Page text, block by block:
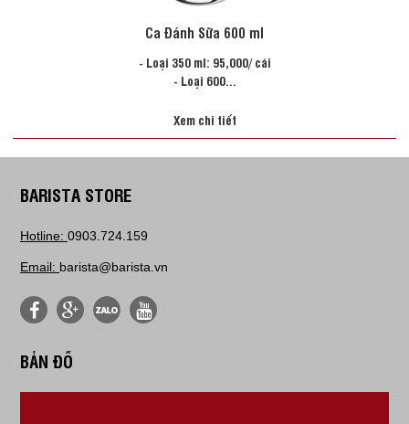
Ca Đánh Sữa 600 ml
- Loại 350 ml: 95,000/ cái
- Loại 600...
Xem chi tiết
BARISTA STORE
Hotline: 0903.724.159
Email: barista@barista.vn
BẢN ĐỒ